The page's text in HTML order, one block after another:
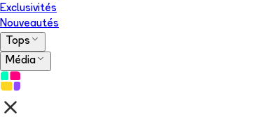
Exclusivités
Nouveautés
Tops
Média